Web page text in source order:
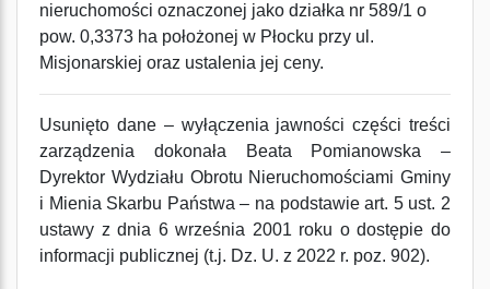
nieruchomości oznaczonej jako działka nr 589/1 o
pow. 0,3373 ha położonej w Płocku przy ul.
Misjonarskiej oraz ustalenia jej ceny.
Usunięto dane – wyłączenia jawności części treści
zarządzenia dokonała Beata Pomianowska –
Dyrektor Wydziału Obrotu Nieruchomościami Gminy
i Mienia Skarbu Państwa – na podstawie art. 5 ust. 2
ustawy z dnia 6 września 2001 roku o dostępie do
informacji publicznej (t.j. Dz. U. z 2022 r. poz. 902).